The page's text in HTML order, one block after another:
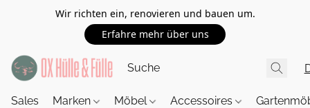
Wir richten ein, renovieren und bauen um.
Erfahre mehr über uns
Sales Marken Möbel Accessoires